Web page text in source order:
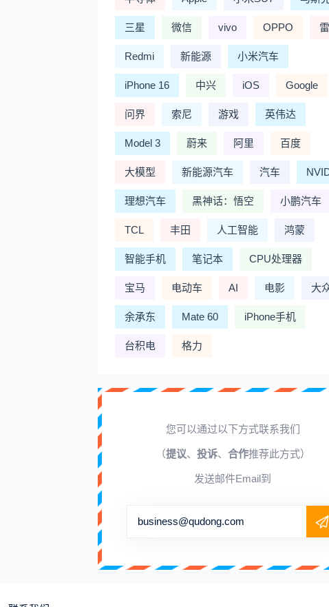
三星 微信 vivo OPPO
Redmi 新能源 小米汽车
iPhone 16 中兴 iOS Google
问界 索尼 游戏 英伟达
Model 3 蔚来 阿里 百度
大模型 新能源汽车 汽车
理想汽车 黑神话：悟空 小鹏汽车
TCL 丰田 人工智能 鸿蒙
智能手机 笔记本 CPU处理器
宝马 电动车 AI 电影 大
余承东 Mate 60 iPhone手机
台积电 格力
您可以通过以下方式联系我们
（提议、 投诉、 合作推荐此方式）
发送邮件Email到
business@qudong.com